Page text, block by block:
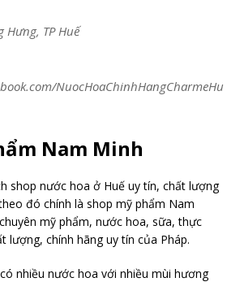
TP Huế
NuocHoaChinhHangCharmeHu
Nam Minh
shop nước hoa ở Huế uy tín, chất lượng
đó chính là shop mỹ phẩm Nam
mỹ phẩm, nước hoa, sữa, thực
lượng, chính hãng uy tín của Pháp.
nhiều nước hoa với nhiều mùi hương